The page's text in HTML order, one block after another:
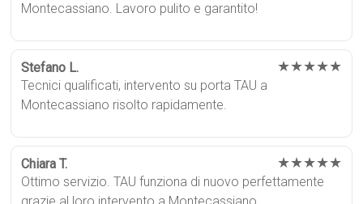
Montecassiano. Lavoro pulito e garantito!
Stefano L. ★★★★★
Tecnici qualificati, intervento su porta TAU a
Montecassiano risolto rapidamente.
Chiara T. ★★★★★
Ottimo servizio. TAU funziona di nuovo perfettamente